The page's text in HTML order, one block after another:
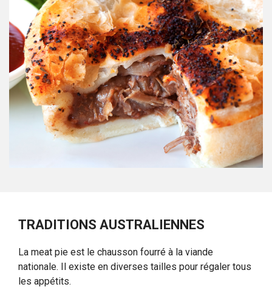
TRADITIONS AUSTRALIENNES
La meat pie est le chausson fourré à la viande
nationale. Il existe en diverses tailles pour régaler tous
les appétits.